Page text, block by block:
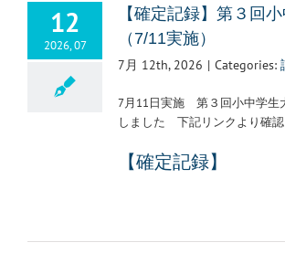
12
2026, 07
【確定記録】第３回
（7/11実施）
7月 12th, 2026 | Categories:
7月11日実施 第３回小中学生
しました 下記リンクより確
【確定記録】